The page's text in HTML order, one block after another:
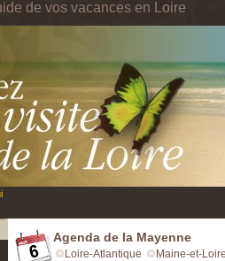
de vos vacances en Loire
Agenda de la Mayenne
Loire-Atlantique Maine-et-